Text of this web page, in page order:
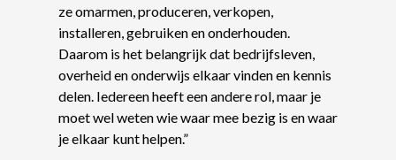
ze omarmen, produceren, verkopen,
installeren, gebruiken en onderhouden.
Daarom is het belangrijk dat bedrijfsleven,
overheid en onderwijs elkaar vinden en kennis
delen. Iedereen heeft een andere rol, maar je
moet wel weten wie waar mee bezig is en waar
je elkaar kunt helpen.”